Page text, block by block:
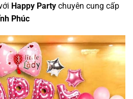
Happy Party chuyên cung cấp
Phúc